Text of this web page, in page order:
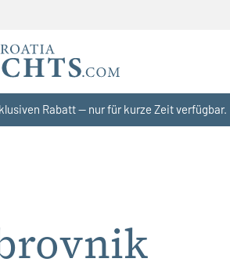
Rabatt — nur für kurze Zeit verfügbar.